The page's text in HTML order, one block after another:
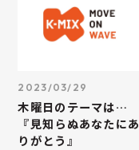
2023/03/29
木曜日のテーマは…
『見知らぬあなたにあ
りがとう』